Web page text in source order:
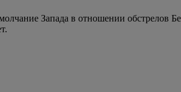
Запада в отношении обстрелов